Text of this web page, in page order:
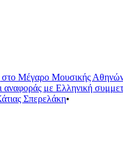
στο Μέγαρο Μουσικής
αναφοράς με Ελληνική
Σπερελάκη•